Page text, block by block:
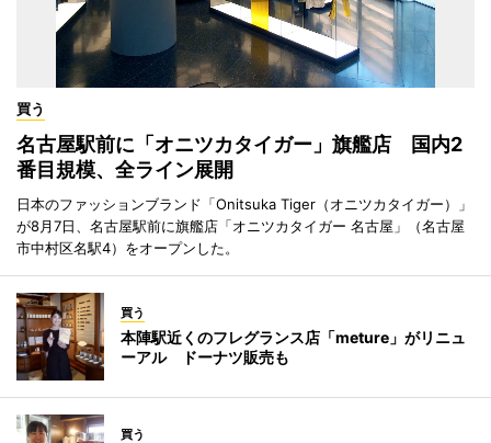
買う
名古屋駅前に「オニツカタイガー」旗艦店 国内2
番目規模、全ライン展開
日本のファッションブランド「Onitsuka Tiger（オニツカタイガー）」
が8月7日、名古屋駅前に旗艦店「オニツカタイガー 名古屋」（名古屋
市中村区名駅4）をオープンした。
買う
本陣駅近くのフレグランス店「meture」がリニュ
ーアル ドーナツ販売も
買う